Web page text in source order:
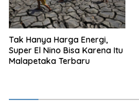
Tak Hanya Harga Energi,
Super El Nino Bisa Karena Itu
Malapetaka Terbaru